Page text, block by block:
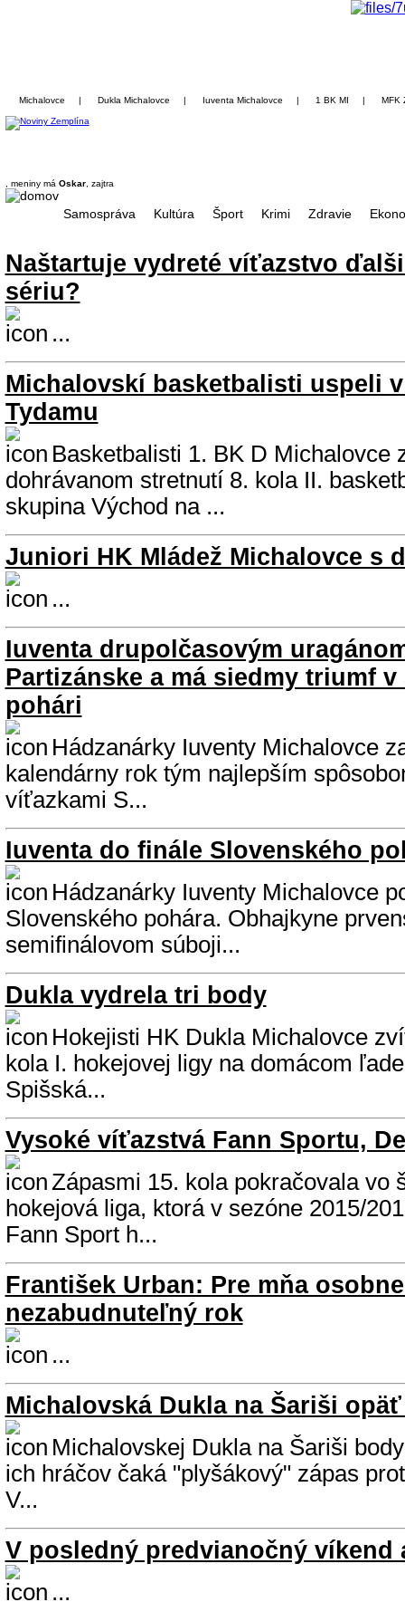
Michalovce | Dukla Michalovce | Iuventa Michalovce | 1 BK MI | MFK
, meniny má Oskar, zajtra
Samospráva Kultúra Šport Krimi Zdravie
Naštartuje vydreté víťazstvo
sériu?
...
Michalovskí basketbalisti uspeli
Tydamu
Basketbalisti 1. BK D Michalovce
dohrávanom stretnutí 8. kola II.
skupina Východ na ...
Juniori HK Mládež Michalovce s
...
Iuventa drupolčasovým
Partizánske a má siedmy triumf
pohári
Hádzanárky Iuventy Michalovce
kalendárny rok tým najlepším
víťazkami S...
Iuventa do finále Slovenského
Hádzanárky Iuventy Michalovce
Slovenského pohára. Obhajkyne
semifinálovom súboji...
Dukla vydrela tri body
Hokejisti HK Dukla Michalovce
kola I. hokejovej ligy na domácom
Spišská...
Vysoké víťazstvá Fann Sportu,
Zápasmi 15. kola pokračovala vo
hokejová liga, ktorá v sezóne 2015/
Fann Sport h...
František Urban: Pre mňa
nezabudnuteľný rok
...
Michalovská Dukla na Šariši
Michalovskej Dukla na Šariši
ich hráčov čaká "plyšákový" zápas
V...
V posledný predvianočný víkend
...